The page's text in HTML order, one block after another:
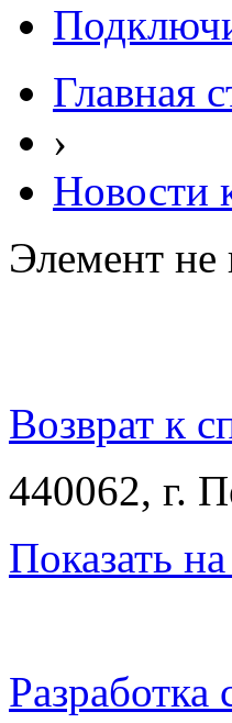
Главная
›
Новости
Элемент не
Возврат к
440062, г.
Показать
Разработка